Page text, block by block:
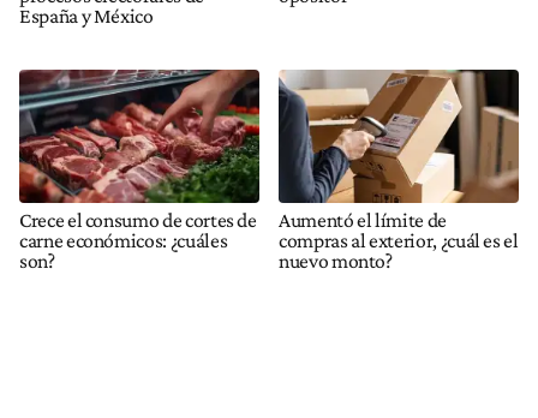
España y México
Crece el consumo de cortes de
carne económicos: ¿cuáles
son?
Aumentó el límite de
compras al exterior, ¿cuál es el
nuevo monto?